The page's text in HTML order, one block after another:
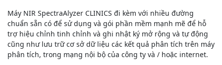
Máy NIR SpectraAlyzer CLINICS đi kèm với nhiều đường
chuẩn sẵn có để sử dụng và gói phần mềm mạnh mẽ để hỗ
trợ hiệu chỉnh tinh chỉnh và ghi nhật ký mở rộng và tự động
cũng như lưu trữ cơ sở dữ liệu các kết quả phân tích trên máy
phân tích, trong mạng nội bộ của công ty và / hoặc internet.